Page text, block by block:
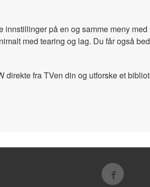
på en og samme meny
med tearing og lag. Du får også
fra TVen din og utforske et